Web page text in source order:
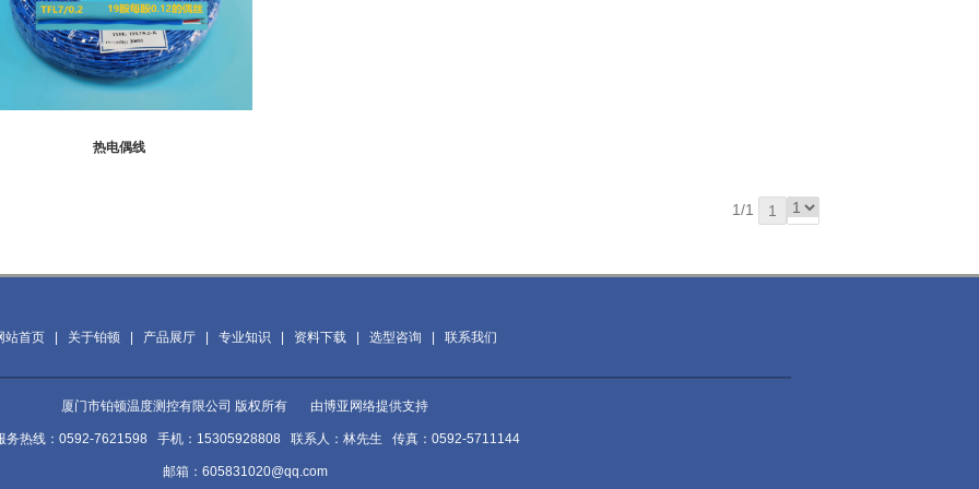
热电偶线
1/1 1
站首页 关于铂顿 产品展厅 专业知识 资料下载 选型咨询 联系我们
厦门市铂顿温度测控有限公司 版权所有 由博亚网络提供支持
务热线：0592-7621598 手机：15305928808 联系人：林先生 传真：0592-5711144
邮箱：605831020@qq.com